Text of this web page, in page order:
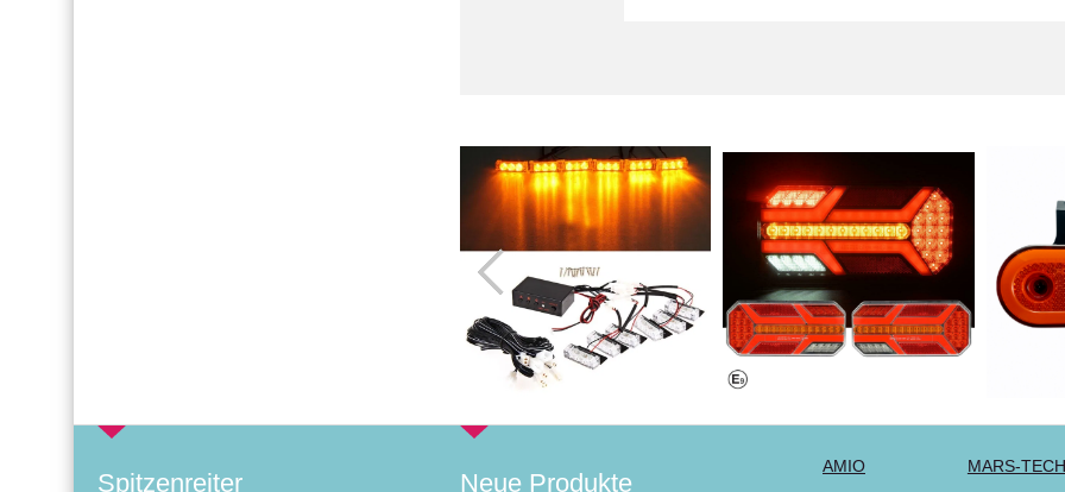
Spitzenreiter Neue Produkte
AMIO
MARS-TECH